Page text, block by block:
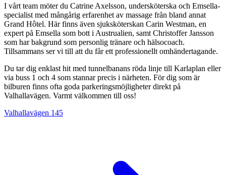
I vårt team möter du Catrine Axelsson, undersköterska och Emsella-
specialist med mångårig erfarenhet av massage från bland annat
Grand Hôtel. Här finns även sjuksköterskan Carin Westman, en
expert på Emsella som bott i Austrualien, samt Christoffer Jansson
som har bakgrund som personlig tränare och hälsocoach.
Tillsammans ser vi till att du får ett professionellt omhändertagande.
Du tar dig enklast hit med tunnelbanans röda linje till Karlaplan eller
via buss 1 och 4 som stannar precis i närheten. För dig som är
bilburen finns ofta goda parkeringsmöjligheter direkt på
Valhallavägen. Varmt välkommen till oss!
Valhallavägen 145